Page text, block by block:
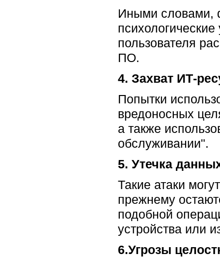
Иными словами,
пользователя
ПО.
4. Захват ИТ-
Попытки
вредоносных
а также
обслуживании".
5. Утечка
Такие атаки
прежнему
подобной
устройства или
6.Угрозы